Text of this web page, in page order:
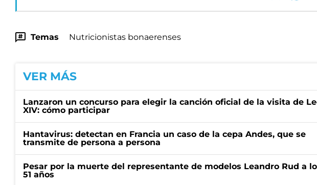
Temas Nutricionistas bonaerenses
VER MÁS
Lanzaron un concurso para elegir la canción oficial de la visita de
XIV: cómo participar
Hantavirus: detectan en Francia un caso de la cepa Andes, que se
transmite de persona a persona
Pesar por la muerte del representante de modelos Leandro Rud a
51 años